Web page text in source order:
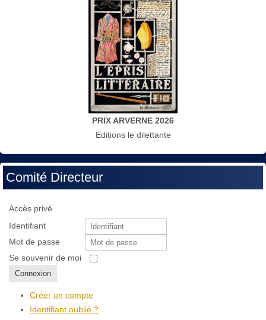
PRIX ARVERNE 2026
Editions le dilettante
Comité Directeur
Accès privé
Identifiant
Mot de passe
Se souvenir de moi
Connexion
Créer un compte
Identifiant oublié ?